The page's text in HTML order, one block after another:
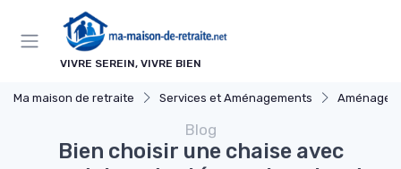
VIVRE SEREIN, VIVRE BIEN
Ma maison de retraite Services et Aménagements Aménagements pour
Blog
Bien choisir une chaise avec
Panneau de gestion des cookies